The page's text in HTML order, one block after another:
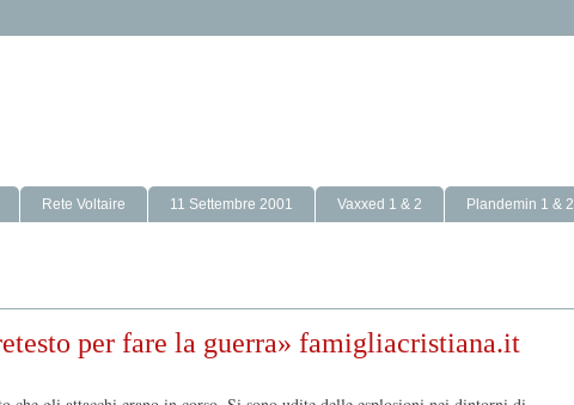
Rete Voltaire 11 Settembre 2001 Vaxxed 1 & 2 Plandemin 1 & 2
per fare la guerra» famigliacristiana.it